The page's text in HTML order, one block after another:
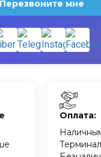
Перезвоните мне
Оплата:
Терминал